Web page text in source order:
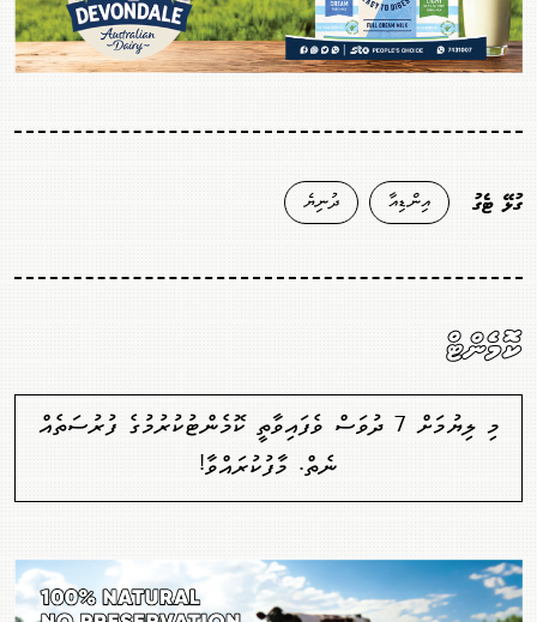
ގުޅޭ ޓެގު އިންޑިއާ ދުނިޔެ
ކޮމެންޓް
މި ލިޔުމަށް 7 ދުވަސް ވެފައިވާތީ ކޮމެންޓުކުރުމުގެ ފުރުސަތެއް
ނެތް. މާފުކުރައްވާ!